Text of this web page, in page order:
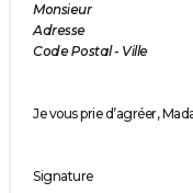
Monsieur
Adresse
Code Postal - Ville
Je vous prie d’agréer,
Signature